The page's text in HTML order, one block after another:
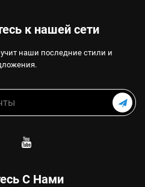
к нашей сети
наши последние стили и
С Нами